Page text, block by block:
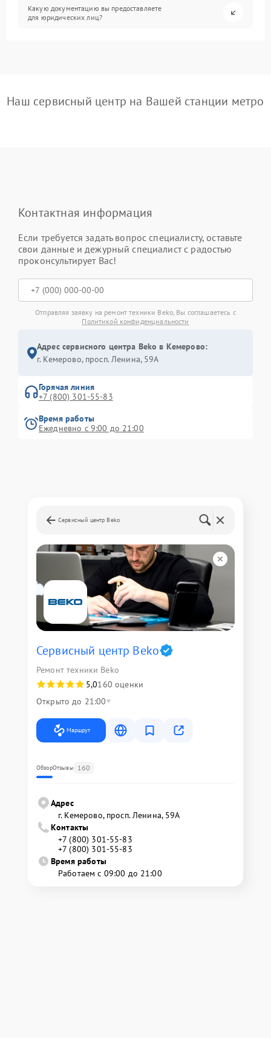
Какую документацию вы предоставляете
для юридических лиц?
Наш сервисный центр на Вашей станции метро
Контактная информация
Если требуется задать вопрос специалисту, оставьте
свои данные и дежурный специалист с радостью
проконсультирует Вас!
Отправляя заявку на ремонт техники Beko, Вы соглашаетесь с
Политикой конфиденциальности
Адрес сервисного центра Beko в Кемерово:
г. Кемерово, просп. Ленина, 59А
Горячая линия
+7 (800) 301-55-83
Время работы
Ежедневно с 9:00 до 21:00
Сервисный центр Beko
Сервисный центр Beko
Ремонт техники Beko
5,0160 оценки
Открыто до 21:00
Маршрут
ОбзорОтзывы 160
Адрес
г. Кемерово, просп. Ленина, 59А
Контакты
+7 (800) 301-55-83
+7 (800) 301-55-83
Время работы
Работаем с 09:00 до 21:00